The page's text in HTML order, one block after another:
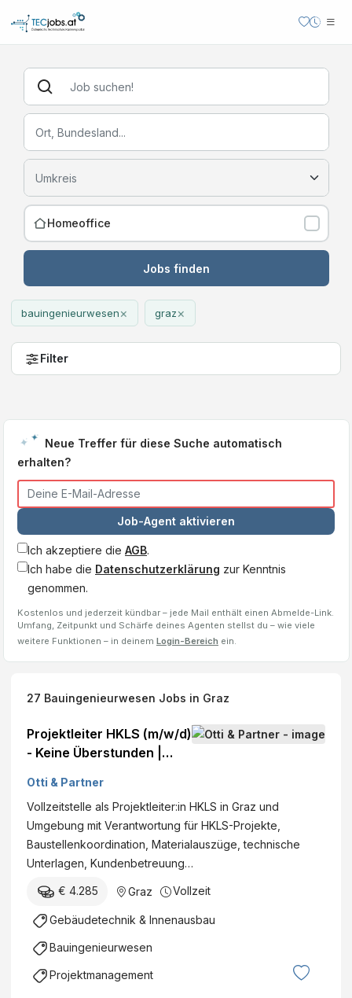
Homeoffice
Jobs finden
bauingenieurwesen× graz×
Filter
Neue Treffer für diese Suche automatisch
erhalten?
Job-Agent aktivieren
Ich akzeptiere die AGB.
Ich habe die Datenschutzerklärung zur Kenntnis
genommen.
Kostenlos und jederzeit kündbar – jede Mail enthält einen Abmelde-Link.
Umfang, Zeitpunkt und Schärfe deines Agenten stellst du – wie viele
weitere Funktionen – in deinem Login-Bereich ein.
27 Bauingenieurwesen Jobs in Graz
Projektleiter HKLS (m/w/d)
- Keine Überstunden |
Umgebung
Otti & Partner
Vollzeitstelle als Projektleiter:in HKLS in Graz und
Umgebung mit Verantwortung für HKLS-Projekte,
Baustellenkoordination, Materialauszüge, technische
Unterlagen, Kundenbetreuung…
€ 4.285 Graz Vollzeit
Gebäudetechnik & Innenausbau
Bauingenieurwesen
Projektmanagement